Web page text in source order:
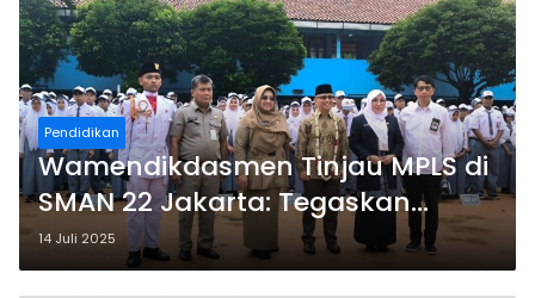
Pendidikan
Wamendikdasmen Tinjau MPLS di
SMAN 22 Jakarta: Tegaskan
Pentingnya Lingkungan Sekolah
yang Ramah dan Edukatif
14 Juli 2025